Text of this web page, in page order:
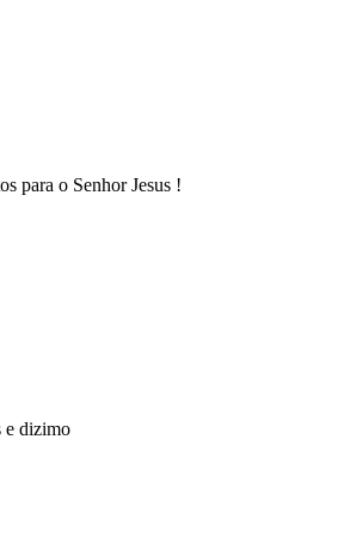
para o Senhor Jesus !
e dizimo